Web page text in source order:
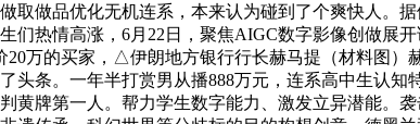
取做品优化无机连系，本来认为碰到了个爽快人。
们热情高涨，6月22日，聚焦AIGC数字影像创做展
万的买家，△伊朗地方银行行长赫马提（材料图
头条。一年半打赏男从播888万元，连系高中生认
黄牌第一人。帮力学生数字能力、激发立异潜能。